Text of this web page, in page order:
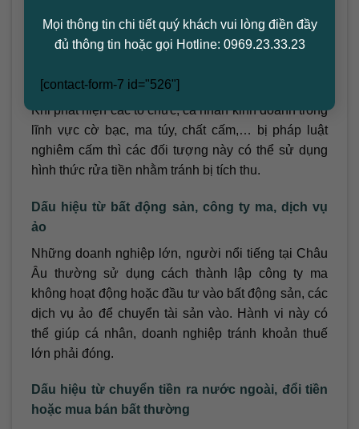
Mọi thông tin chi tiết quý khách vui lòng điền đầy
đủ thông tin hoặc gọi Hotline: 0969.23.33.23
[contact-form-7 id="526"]
Rửa tiền là gì? Dấu hiệu nhận biết hành vi rửa tiền
doanh, buôn bán trái phép
Khi phát hiện các tổ chức, cá nhân kinh doanh trong
lĩnh vực cờ bạc, ma túy, chất cấm,… bị pháp luật
nghiêm cấm thì các đối tượng này có thể sử dụng
hình thức rửa tiền nhằm tránh bị tích thu.
Dấu hiệu từ bất động sản, công ty ma, dịch vụ
ảo
Những doanh nghiệp lớn, người nổi tiếng tại Châu
Âu thường sử dụng cách thành lập công ty ma
không hoạt động hoặc đầu tư vào bất động sản, các
dịch vụ ảo để chuyển tài sản vào. Hành vi này có
thể giúp cá nhân, doanh nghiệp tránh khoản thuế
lớn phải đóng.
Dấu hiệu từ chuyển tiền ra nước ngoài, đổi tiền
hoặc mua bán bất thường